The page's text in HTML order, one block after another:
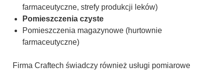
farmaceutyczne, strefy produkcji leków)
Pomieszczenia czyste
Pomieszczenia magazynowe (hurtownie
farmaceutyczne)
Firma Craftech świadczy również usługi pomiarowe